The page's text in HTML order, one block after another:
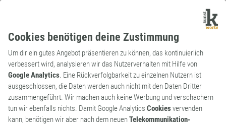
Cookies benötigen deine Zustimmung
Um dir ein gutes Angebot präsentieren zu können, das kontinuierlich
verbessert wird, analysieren wir das Nutzerverhalten mit Hilfe von
Google Analytics. Eine Rückverfolgbarkeit zu einzelnen Nutzern ist
ausgeschlossen, die Daten werden auch nicht mit den Daten Dritter
zusammengeführt. Wir machen auch keine Werbung und verschachern
tun wir ebenfalls nichts. Damit Google Analytics Cookiesvervenden
kann, benötigen wir aber nach dem neuenTelekommunikation-
Archaismus
Adjektiv
knüselig
Unsauber, schmuddelig. Basiert auf knüsen